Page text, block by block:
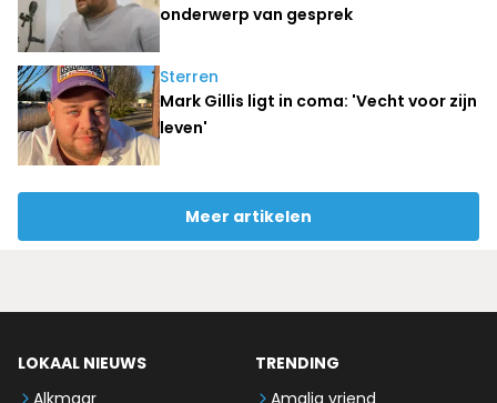
onderwerp van gesprek
Sterren
Mark Gillis ligt in coma: 'Vecht voor zijn
leven'
Meer artikelen
LOKAAL NIEUWS
Alkmaar
TRENDING
Amalia vriend